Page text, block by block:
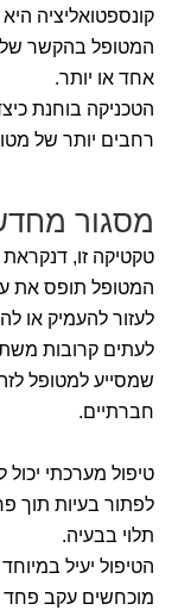
קונספטואליציה
המטופל בהקשר של
אחד או יותר.
הטכניקה בוחנת
רחבים יותר של
מסגור
טקטיקה זו,
המטופל תופס את
לעזור להעמיק או
לעתים קרובות
שמסייע למטופל
חברתיים.
טיפול מערכתי יכול
לפתור בעיות תוך
תלוי בבעיה.
הטיפול יעיל
מוכחשים עקב פחד